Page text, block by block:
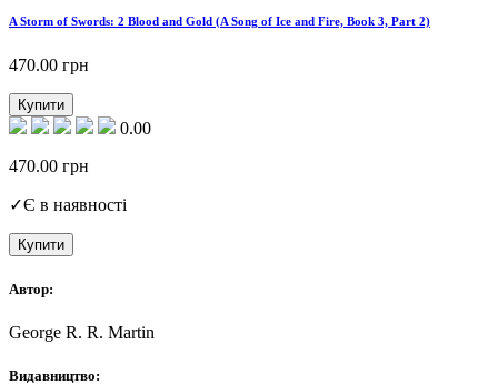
A Storm of Swords: 2 Blood and Gold (A Song of Ice and Fire, Book 3, Part 2)
470.00 грн
Купити
0.00
470.00 грн
✓Є в наявності
Купити
Автор:
George R. R. Martin
Видавництво: